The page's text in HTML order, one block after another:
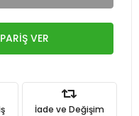
VER
İade ve Değişim